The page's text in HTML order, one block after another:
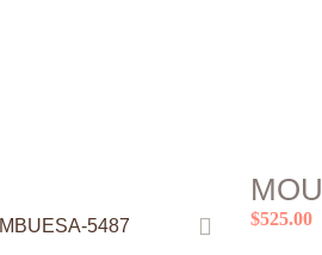
Siguiente
$525.00